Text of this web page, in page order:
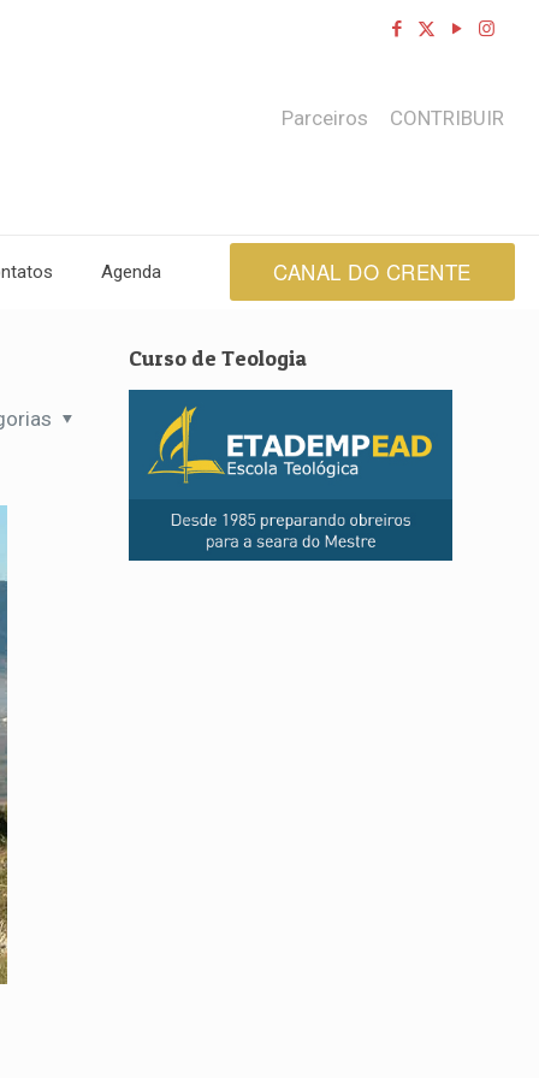
Agenda
Parceiros CONTRIBUIR
CANAL DO CRENTE
Curso de Teologia